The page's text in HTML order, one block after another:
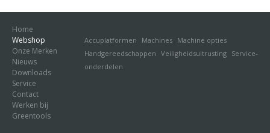
Home
Webshop
Accuplatformen Machines Machine opties
Handgereedschappen Veiligheidsuitrusting Service-
onderdelen
Onze Merken
Nieuws
Downloads
Service
Contact
Werken bij
Greentools